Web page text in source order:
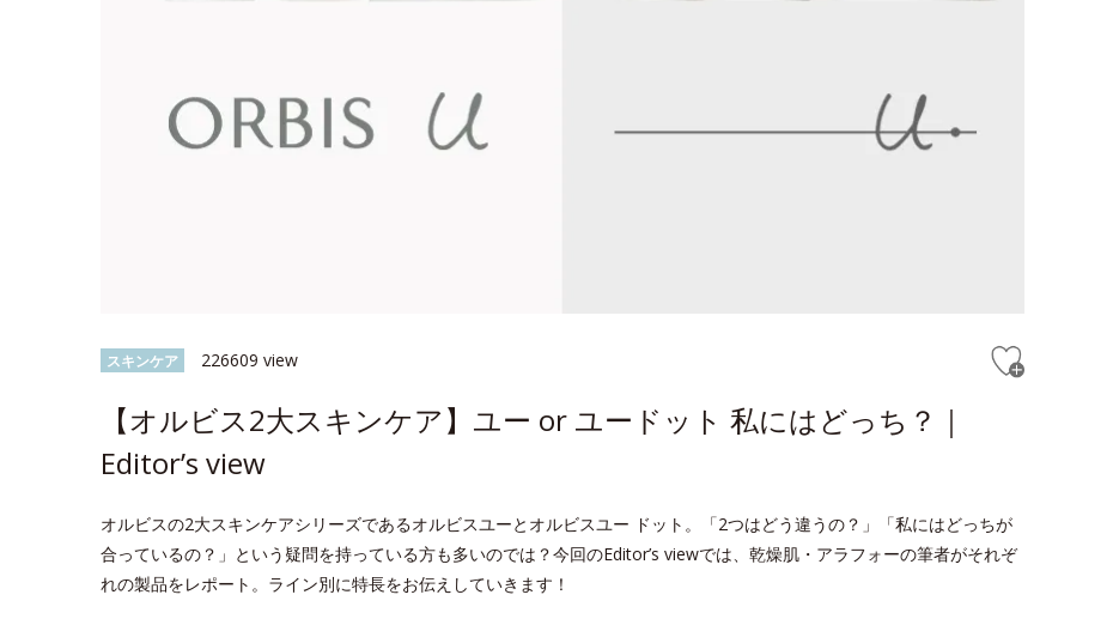
スキンケア 226609 view
【オルビス2大スキンケア】ユー or ユードット 私にはどっち？｜
Editor’s view
オルビスの2大スキンケアシリーズであるオルビスユーとオルビスユー ドット。「2つはどう違うの？」「私にはどっちが
合っているの？」という疑問を持っている方も多いのでは？今回のEditor’s viewでは、乾燥肌・アラフォーの筆者がそれぞ
れの製品をレポート。ライン別に特長をお伝えしていきます！